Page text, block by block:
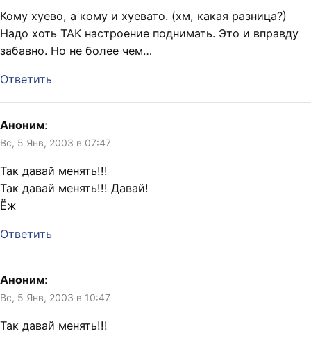
Кому хуево, а кому и хуевато. (хм, какая разница?)
Надо хоть ТАК настроение поднимать. Это и вправду
забавно. Но не более чем…
Ответить
Аноним:
Вс, 5 Янв, 2003 в 07:47
Так давай менять!!!
Так давай менять!!! Давай!
Ёж
Ответить
Аноним:
Вс, 5 Янв, 2003 в 10:47
Так давай менять!!!